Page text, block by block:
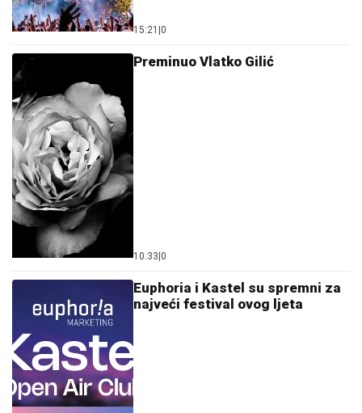
15:21 0
Preminuo Vlatko Gilić
10:33 0
Euphoria i Kastel su spremni za
najveći festival ovog ljeta